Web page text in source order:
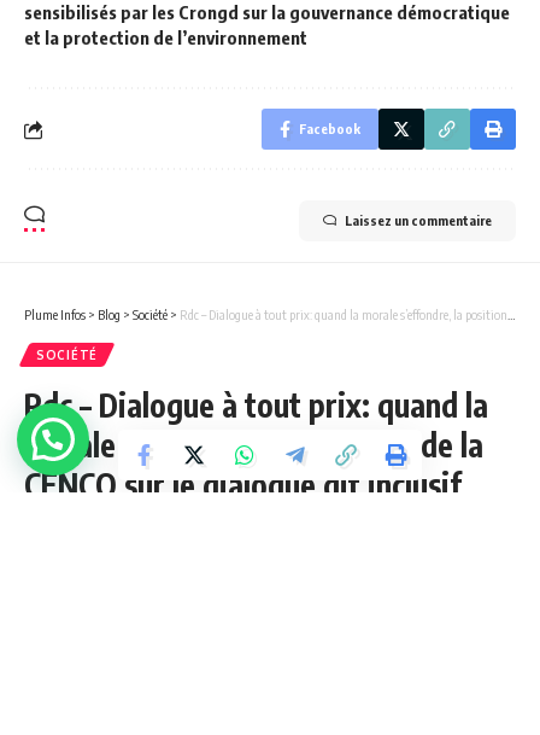
sensibilisés par les Crongd sur la gouvernance démocratique
et la protection de l’environnement
Facebook
Laissez un commentaire
Plume Infos > Blog > Société > Rdc – Dialogue à tout prix: quand la morale s’effondre, la position de la CENCO sur le dialogue dit inclusif interroge profondément la conscience nationale (Tribune de Monsieur Isaac Mutombo journaliste du peuple).
SOCIÉTÉ
Rdc – Dialogue à tout prix: quand la
morale s’effondre, la position de la
CENCO sur le dialogue dit inclusif